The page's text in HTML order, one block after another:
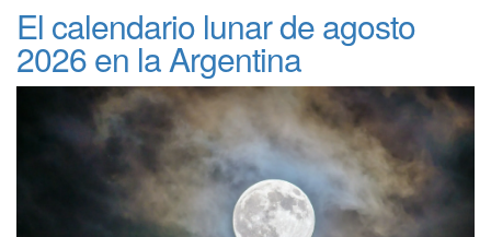
El calendario lunar de agosto
2026 en la Argentina